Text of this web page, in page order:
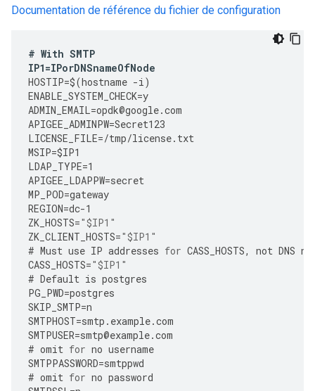
Documentation de référence du fichier de configuration
# With SMTP
IP1=IPorDNSnameOfNode
HOSTIP=$(hostname -i)
ENABLE_SYSTEM_CHECK=y
ADMIN_EMAIL=opdk@google.com
APIGEE_ADMINPW=Secret123
LICENSE_FILE=/tmp/license.txt
MSIP=$IP1
LDAP_TYPE=1
APIGEE_LDAPPW=secret
MP_POD=gateway
REGION=dc-1
ZK_HOSTS="$IP1"
ZK_CLIENT_HOSTS="$IP1"
# Must use IP addresses for CASS_HOSTS, not DNS
CASS_HOSTS="$IP1"
# Default is postgres
PG_PWD=postgres
SKIP_SMTP=n
SMTPHOST=smtp . example.com
SMTPUSER=smtp@example.com
# omit for no username
SMTPPASSWORD=smtppwd
# omit for no password